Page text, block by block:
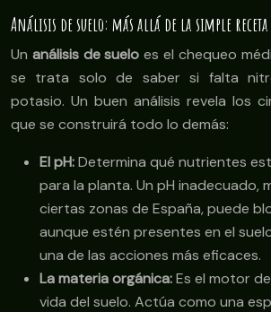
Análisis de suelo: más allá de la simple
Un análisis de suelo es el chequeo
se trata solo de saber si falta
potasio. Un buen análisis revela los
que se construirá todo lo demás:
El pH:Determina qué nutrientes
para la planta. Un pH inadecuado,
ciertas zonas de España, puede
aunque estén presentes en el
una de las acciones más eficaces.
La materia orgánica:Es el motor
vida del suelo. Actúa como una